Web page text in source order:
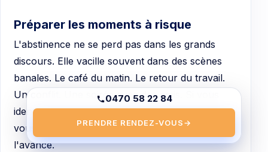
Préparer les moments à risque
L'abstinence ne se perd pas dans les grands
discours. Elle vacille souvent dans des scènes
banales. Le café du matin. Le retour du travail.
Un conflit. Une soirée avec des amis. Si vous
identifiez vos trois situations les plus risquées,
vous pouvez préparer une réponse concrète à
l'avance.
0470 58 22 84
PRENDRE RENDEZ-VOUS→